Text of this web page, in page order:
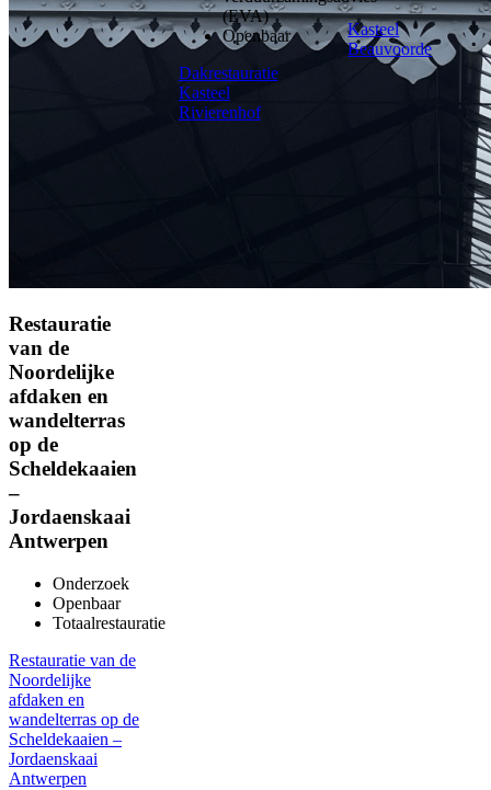
Restauratie
van de
Noordelijke
afdaken en
wandelterras
op de
Scheldekaaien
–
Jordaenskaai
Antwerpen
Onderzoek
Openbaar
Totaalrestauratie
Restauratie van de
Noordelijke
afdaken en
wandelterras op de
Scheldekaaien –
Jordaenskaai
Antwerpen
(EVA)
Openbaar
Dakrestauratie
Kasteel
Rivierenhof
Kasteel
Beauvoorde